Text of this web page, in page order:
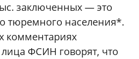
заключенных — это
тюремного населения*.
комментариях
лица ФСИН говорят, что